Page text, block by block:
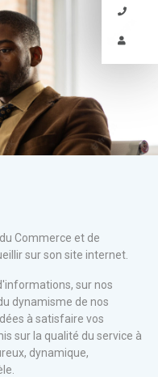
Commerce et de
sur son site internet.
sur nos
dynamisme de nos
à satisfaire vos
sur la qualité du service à
dynamique,